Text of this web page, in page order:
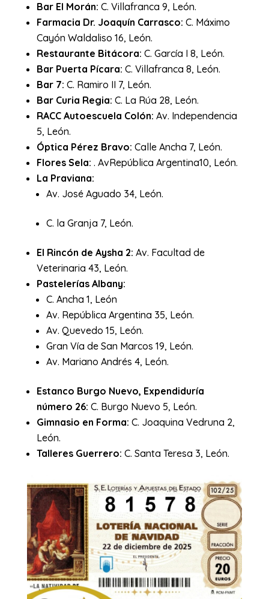
Bar El Morán: C. Villafranca 9, León.
Farmacia Dr. Joaquín Carrasco: C. Máximo
Cayón Waldaliso 16, León.
Restaurante Bitácora: C. García I 8, León.
Bar Puerta Pícara: C. Villafranca 8, León.
Bar 7: C. Ramiro II 7, León.
Bar Curia Regia: C. La Rúa 28, León.
RACC Autoescuela Colón: Av. Independencia
5, León.
Óptica Pérez Bravo: Calle Ancha 7, León.
Flores Sela: . AvRepública Argentina10, León.
La Praviana:
Av. José Aguado 34, León.
C. la Granja 7, León.
El Rincón de Aysha 2: Av. Facultad de
Veterinaria 43, León.
Pastelerías Albany:
C. Ancha 1, León
Av. República Argentina 35, León.
Av. Quevedo 15, León.
Gran Vía de San Marcos 19, León.
Av. Mariano Andrés 4, León.
Estanco Burgo Nuevo, Expendiduría
número 26: C. Burgo Nuevo 5, León.
Gimnasio en Forma: C. Joaquina Vedruna 2,
León.
Talleres Guerrero: C. Santa Teresa 3, León.